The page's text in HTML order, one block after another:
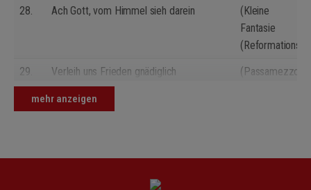
28. Ach Gott, vom Himmel sieh darein
(Kleine
Fantasie
29.
Verleih uns Frieden gnädiglich
(Passamezzo
Wach auf, wach auf, du deutsches Land
mehr anzeigen